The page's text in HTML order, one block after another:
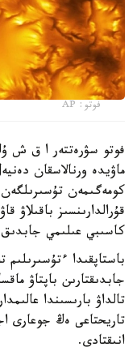
فوتو: AP
فوتو سۋرەتتەر ا ق ش
ماۋيدە ورنالاسقان
كومەگىمەن
قۇرالدارىنسىز باقىلاۋ
كاسىبي عىلىمي
باستاپقىدا
جابدىقتارىن باپتاۋ
تالداۋ بارىسىندا
تاريحتاعى ەڭ جوعارى
انىقتادى.